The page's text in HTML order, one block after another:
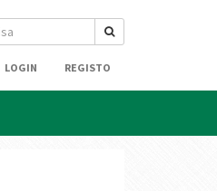
LOGIN REGISTO